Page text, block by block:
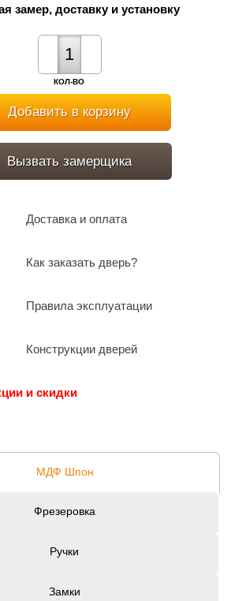
замер, доставку и установку
КОЛ-ВО
Добавить в корзину
Вызвать замерщика
Доставка и оплата
Как заказать дверь?
Правила эксплуатации
Конструкции дверей
и скидки
МДФ Шпон
Фрезеровка
Ручки
Замки